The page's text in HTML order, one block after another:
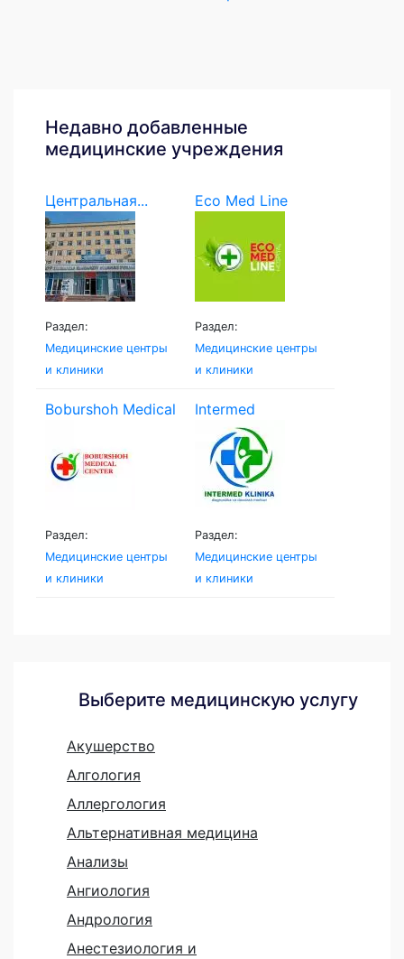
Недавно добавленные
медицинские учреждения
Центральная...
Раздел:
Медицинские центры
и клиники
Eco Med Line
Раздел:
Медицинские центры
и клиники
Boburshoh Medical
Раздел:
Медицинские центры
и клиники
Intermed
Namangan
Раздел:
Медицинские центры
и клиники
Выберите медицинскую услугу
Акушерство
Алгология
Аллергология
Альтернативная медицина
Анализы
Ангиология
Андрология
Анестезиология и